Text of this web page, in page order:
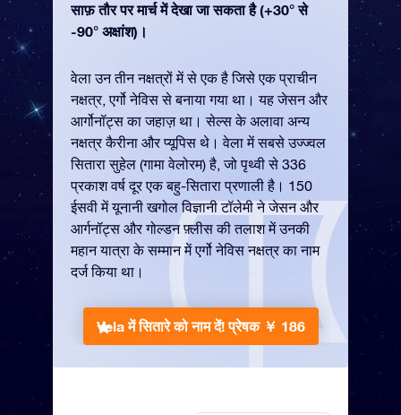
साफ़ तौर पर मार्च में देखा जा सकता है (+30° से
-90° अक्षांश)।
वेला उन तीन नक्षत्रों में से एक है जिसे एक प्राचीन
नक्षत्र, एर्गो नेविस से बनाया गया था। यह जेसन और
आर्गोनॉट्स का जहाज़ था। सेल्स के अलावा अन्य
नक्षत्र कैरीना और प्यूपिस थे। वेला में सबसे उज्ज्वल
सितारा सुहेल (गामा वेलोरम) है, जो पृथ्वी से 336
प्रकाश वर्ष दूर एक बहु-सितारा प्रणाली है। 150
ईसवी में यूनानी खगोल विज्ञानी टॉलेमी ने जेसन और
आर्गनॉट्स और गोल्डन फ़्लीस की तलाश में उनकी
महान यात्रा के सम्मान में एर्गो नेविस नक्षत्र का नाम
दर्ज किया था।
Vela में सितारे को नाम दें!प्रेषक ￥ 186